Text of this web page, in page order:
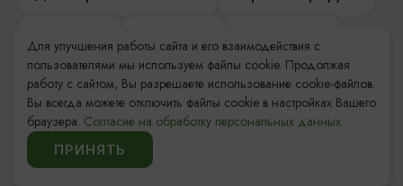
Компас Балтийской кухни
Настоящий Калининградец
Музеи
Для улучшения работы сайта и его взаимодействия с
пользователями мы используем файлы cookie. Продолжая
работу с сайтом, Вы разрешаете использование cookie-файлов.
Вы всегда можете отключить файлы cookie в настройках Вашего
браузера. Согласие на обработку персональных данных.
ПРИНЯТЬ